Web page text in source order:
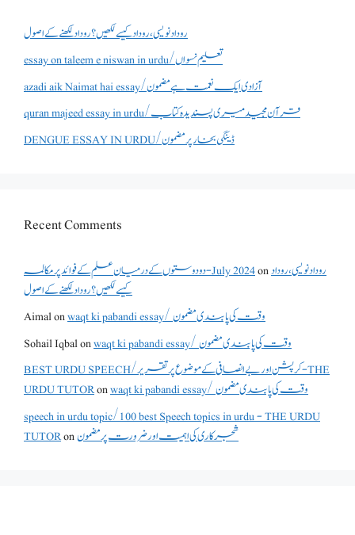
روداد نویسی ،روداد کیسے لکھیں؟ روداد لکھنے کے اصول
essay on taleem e niswan in urdu/تعلیم نسواں
azadi aik Naimat hai essay/آزادی ایک نعمت ہے مضمون
quran majeed essay in urdu/قرآن مجید میری پسندیدہ کتاب
DENGUE ESSAY IN URDU/ڈینگی بخار پر مضمون
Recent Comments
دو دوستوں کے درمیان علم کے فوائد پر مکالمہ - July 2024onروداد نویسی ،روداد
کیسے لکھیں؟ روداد لکھنے کے اصول
Aimalon
waqt ki pabandi essay/ وقت کی پابندی مضمون
Sohail Iqbalon
waqt ki pabandi essay/ وقت کی پابندی مضمون
BEST URDU SPEECH/کرپشن اور بے انصافی کے موضوع پر تقریر - THE
URDU TUTORon
waqt ki pabandi essay/ وقت کی پابندی مضمون
speech in urdu topic/100 best Speech topics in urdu - THE URDU
TUTORonشجرکاری کی اہمیت اور ضرورت پر مضمون